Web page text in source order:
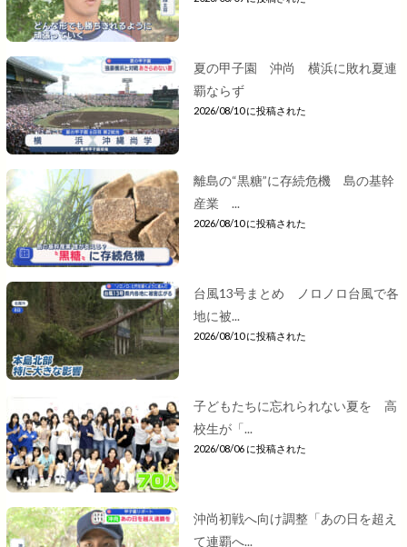
夏の甲子園 沖尚 横浜に敗れ夏連
覇ならず
2026/08/10 に投稿された
離島の“黒糖”に存続危機 島の基幹
産業 ...
2026/08/10 に投稿された
台風13号まとめ ノロノロ台風で各
地に被...
2026/08/10 に投稿された
子どもたちに忘れられない夏を 高
校生が「...
2026/08/06 に投稿された
沖尚初戦へ向け調整「あの日を超え
て連覇へ...